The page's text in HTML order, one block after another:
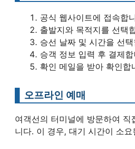
공식 웹사이트에 접속합
출발지와 목적지를 선택
승선 날짜 및 시간을 선
승객 정보 입력 후 결제
확인 메일을 받아 확인합
오프라인 예매
여객선의 터미널에 방문하여 직
니다. 이 경우, 대기 시간이 소